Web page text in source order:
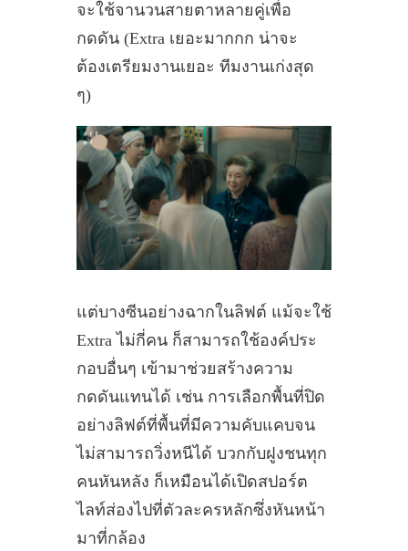
จะใช้จานวนสายตาหลายคู่เพื่อ
กดดัน (Extra เยอะมากกก น่าจะ
ต้องเตรียมงานเยอะ ทีมงานเก่งสุด
ๆ)
แต่บางซีนอย่างฉากในลิฟต์ แม้จะใช้
Extra ไม่กี่คน ก็สามารถใช้องค์ประ
กอบอื่นๆ เข้ามาช่วยสร้างความ
กดดันแทนได้ เช่น การเลือกพื้นที่ปิด
อย่างลิฟต์ที่พื้นที่มีความคับแคบจน
ไม่สามารถวิ่งหนีได้ บวกกับฝูงชนทุก
คนหันหลัง ก็เหมือนได้เปิดสปอร์ต
ไลท์ส่องไปที่ตัวละครหลักซึ่งหันหน้า
มาที่กล้อง